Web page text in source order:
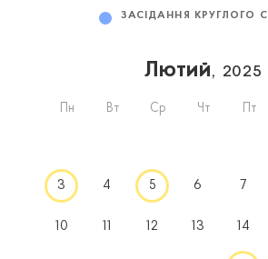
ЗАСІДАННЯ КРУГЛОГО
Лютий, 2025
Пн Вт Ср Чт Пт
3 4 5 6 7
10 12 13 14